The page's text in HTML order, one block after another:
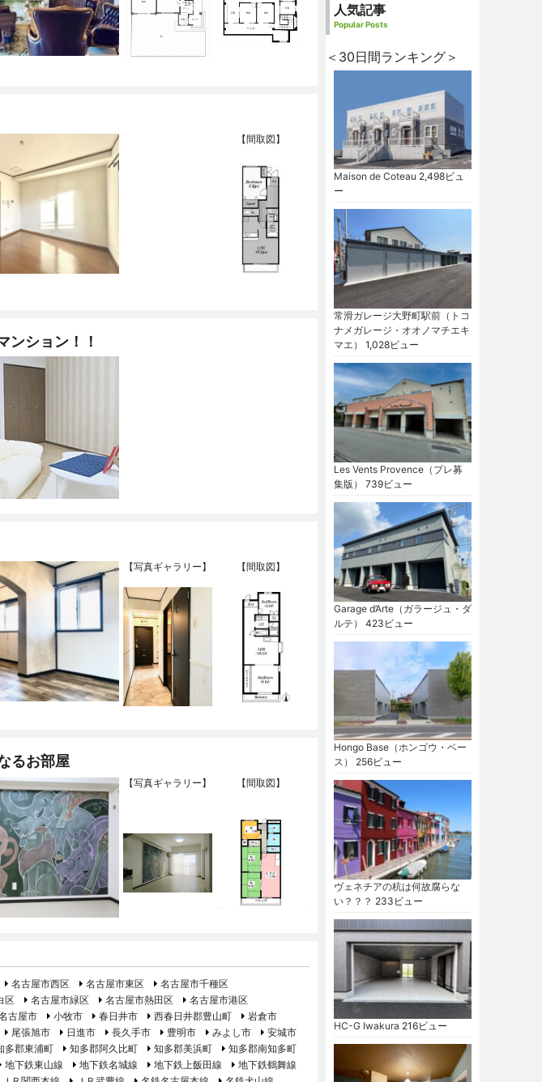
【間取図】
ンション！！
【写真ギャラリー】 【間取図】
るお部屋
【写真ギャラリー】 【間取図】
名古屋市西区 名古屋市東区
名古屋市千種区
区 名古屋市緑区 名古屋市熱田区
名古屋市港区
古屋市 小牧市 春日井市 西春日井郡豊山町
岩倉市
尾張旭市 日進市 長久手市 豊明市 みよし市
安城市
多郡東浦町 知多郡阿久比町 知多郡美浜町
知多郡南知多町
地下鉄東山線 地下鉄名城線 地下鉄上飯田線
地下鉄鶴舞線
人気記事
Popular Posts
＜30日間ランキング＞
Maison de Coteau 2,498ビュ
ー
常滑ガレージ大野町駅前（トコ
ナメガレージ・オオノマチエキ
マエ）
1,028ビュー
Les Vents Provence（プレ募
集版）
739ビュー
Garage d’Arte（ガラージュ・ダ
ルテ）
423ビュー
Hongo Base（ホンゴウ・ベー
ス）
256ビュー
ヴェネチアの杭は何故腐らな
い？？？ 233ビュー
HC-G Iwakura 216ビュー